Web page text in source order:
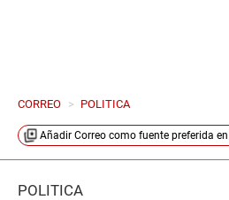
CORREO > POLITICA
Añadir Correo como fuente preferida en
POLÍTICA